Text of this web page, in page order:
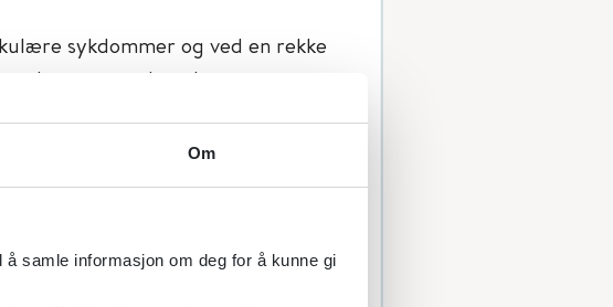
Om
samle informasjon om deg for å kunne gi
sykdommer og ved en rekke
og undersøke ryggen
uten klær på overkroppen. Man
eventuell asymmetri omkring